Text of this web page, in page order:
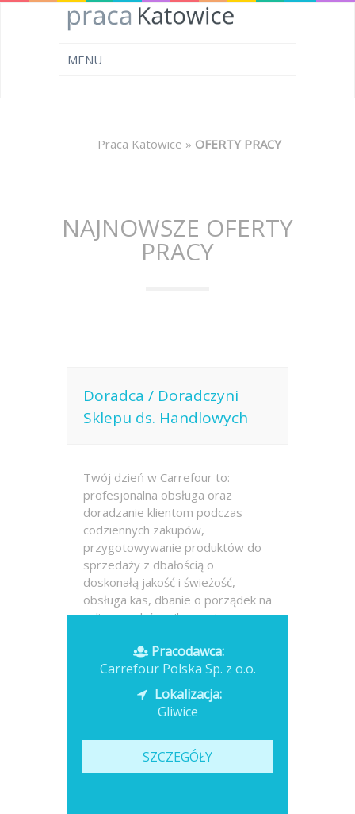
Praca Katowice » OFERTY PRACY
NAJNOWSZE OFERTY
PRACY
Doradca / Doradczyni
Sklepu ds. Handlowych
Twój dzień w Carrefour to:
profesjonalna obsługa oraz
doradzanie klientom podczas
codziennych zakupów,
przygotowywanie produktów do
sprzedaży z dbałością o
doskonałą jakość i świeżość,
obsługa kas, dbanie o porządek na
sali sprzedaży, pilnowanie...
Opublikowano: dzisiajPracodawca:
Carrefour Polska Sp. z o.o.
Lokalizacja:
Gliwice
SZCZEGÓŁY